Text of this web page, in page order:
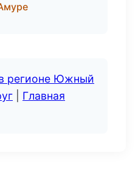
регионе Южный
Главная